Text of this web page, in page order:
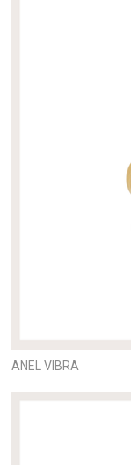
ANEL VIBRA